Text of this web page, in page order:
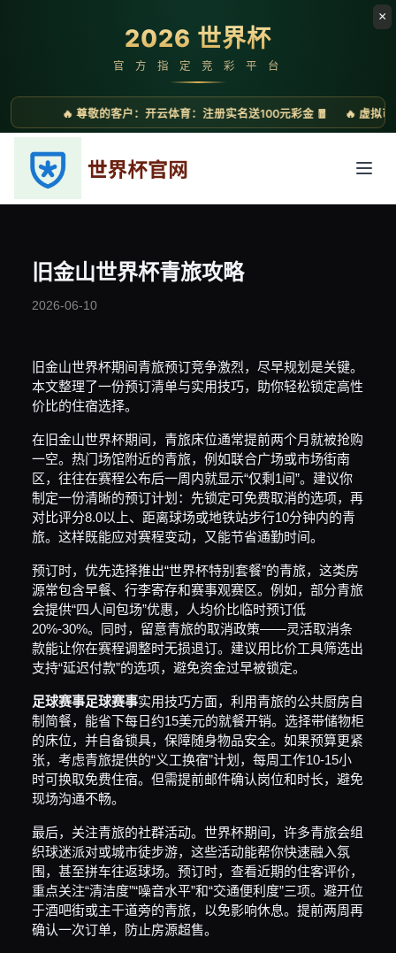
旧金山世界杯青旅攻略
2026-06-10
旧金山世界杯期间青旅预订竞争激烈，尽早规划是关键。
本文整理了一份预订清单与实用技巧，助你轻松锁定高性
价比的住宿选择。
在旧金山世界杯期间，青旅床位通常提前两个月就被抢购
一空。热门场馆附近的青旅，例如联合广场或市场街南
区，往往在赛程公布后一周内就显示“仅剩1间”。建议你
制定一份清晰的预订计划：先锁定可免费取消的选项，再
对比评分8.0以上、距离球场或地铁站步行10分钟内的青
旅。这样既能应对赛程变动，又能节省通勤时间。
预订时，优先选择推出“世界杯特别套餐”的青旅，这类房
源常包含早餐、行李寄存和赛事观赛区。例如，部分青旅
会提供“四人间包场”优惠，人均价比临时预订低
20%-30%。同时，留意青旅的取消政策——灵活取消条
款能让你在赛程调整时无损退订。建议用比价工具筛选出
支持“延迟付款”的选项，避免资金过早被锁定。
足球赛事足球赛事实用技巧方面，利用青旅的公共厨房自
制简餐，能省下每日约15美元的就餐开销。选择带储物柜
的床位，并自备锁具，保障随身物品安全。如果预算更紧
张，考虑青旅提供的“义工换宿”计划，每周工作10-15小
时可换取免费住宿。但需提前邮件确认岗位和时长，避免
现场沟通不畅。
最后，关注青旅的社群活动。世界杯期间，许多青旅会组
织球迷派对或城市徒步游，这些活动能帮你快速融入氛
围，甚至拼车往返球场。预订时，查看近期的住客评价，
重点关注“清洁度”“噪音水平”和“交通便利度”三项。避开位
于酒吧街或主干道旁的青旅，以免影响休息。提前两周再
确认一次订单，防止房源超售。